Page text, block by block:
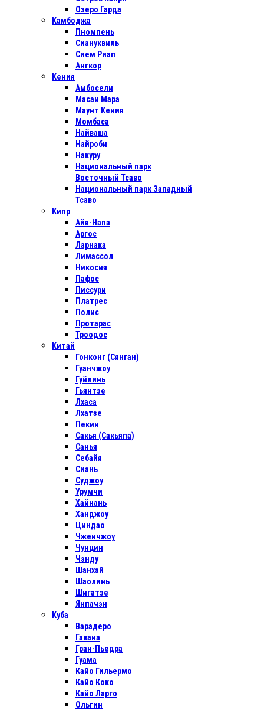
Озеро Гарда
Камбоджа
Пномпень
Сиануквиль
Сием Риап
Ангкор
Кения
Амбосели
Масаи Мара
Маунт Кения
Момбаса
Найваша
Найроби
Накуру
Национальный парк
Восточный Тсаво
Национальный парк Западный
Тсаво
Кипр
Айя-Напа
Аргос
Ларнака
Лимассол
Никосия
Пафос
Писсури
Платрес
Полис
Протарас
Троодос
Китай
Гонконг (Сянган)
Гуанчжоу
Гуйлинь
Гьянтзе
Лхаса
Лхатзе
Пекин
Сакья (Сакьяпа)
Санья
Себайя
Сиань
Суджоу
Урумчи
Хайнань
Ханджоу
Циндао
Чженчжоу
Чунцин
Чэнду
Шанхай
Шаолинь
Шигатзе
Янпачэн
Куба
Варадеро
Гавана
Гран-Пьедра
Гуама
Кайо Гильермо
Кайо Коко
Кайо Ларго
Ольгин